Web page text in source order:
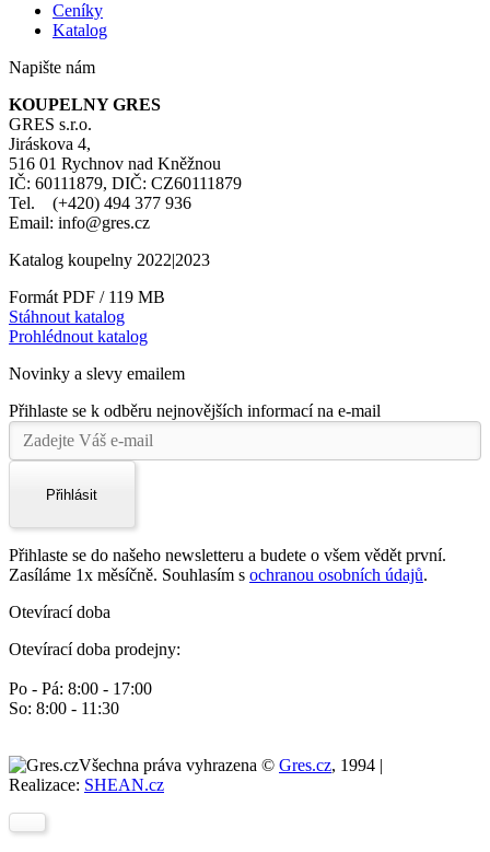
Ceníky
Katalog
Napište nám
KOUPELNY GRES
GRES s.r.o.
Jiráskova 4,
516 01 Rychnov nad Kněžnou
IČ: 60111879, DIČ: CZ60111879
Tel. (+420) 494 377 936
Email: info@gres.cz
Katalog koupelny 2022|2023
Formát PDF / 119 MB
Stáhnout katalog
Prohlédnout katalog
Novinky a slevy emailem
Přihlaste se k odběru nejnovějších informací na e-mail
Přihlásit
Přihlaste se do našeho newsletteru a budete o všem vědět první.
Zasíláme 1x měsíčně. Souhlasím s ochranou osobních údajů.
Otevírací doba
Otevírací doba prodejny:
Po - Pá: 8:00 - 17:00
So: 8:00 - 11:30
Všechna práva vyhrazena © Gres.cz, 1994 |
Realizace: SHEAN.cz